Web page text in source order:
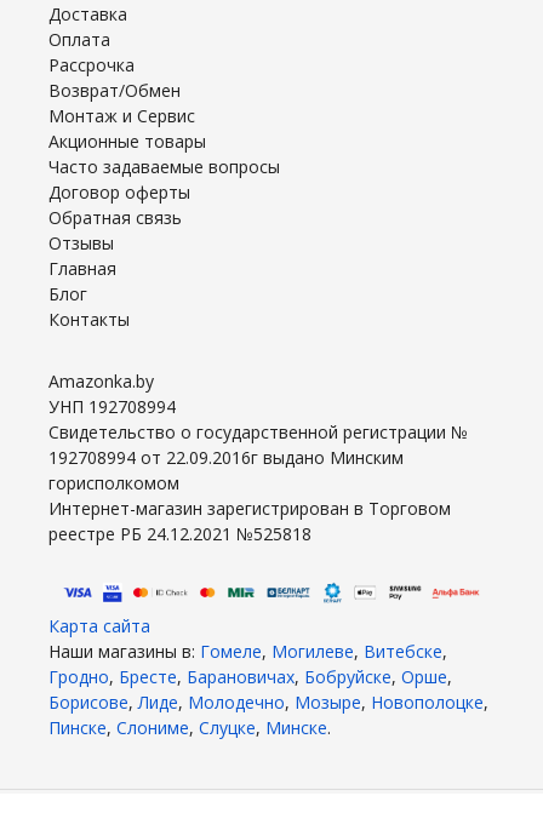
Доставка
Оплата
Рассрочка
Возврат/Обмен
Монтаж и Сервис
Акционные товары
Часто задаваемые вопросы
Договор оферты
Обратная связь
Отзывы
Главная
Блог
Контакты
Amazonka.by
УНП 192708994
Свидетельство о государственной регистрации №
192708994 от 22.09.2016г выдано Минским
горисполкомом
Интернет-магазин зарегистрирован в Торговом
реестре РБ 24.12.2021 №525818
Карта сайта
Наши магазины в: Гомеле, Могилеве, Витебске,
Гродно, Бресте, Барановичах, Бобруйске, Орше,
Борисове,Лиде, Молодечно, Мозыре, Новополоцке,
Пинске, Слониме, Слуцке, Минске.